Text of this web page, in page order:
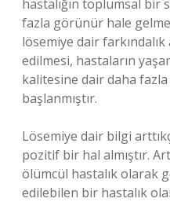
hastalığın toplumsal bir
fazla görünür hale
lösemiye dair farkındalık
edilmesi, hastaların
kalitesine dair daha
başlanmıştır.
Lösemiye dair bilgi
pozitif bir hal almıştır.
ölümcül hastalık olarak
edilebilen bir hastalık